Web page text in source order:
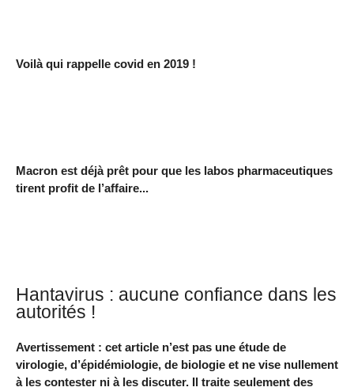
Voilà qui rappelle covid en 2019 !
Macron est déjà prêt pour que les labos pharmaceutiques
tirent profit de l’affaire...
Hantavirus : aucune confiance dans les
autorités !
Avertissement : cet article n’est pas une étude de
virologie, d’épidémiologie, de biologie et ne vise nullement
à les contester ni à les discuter. Il traite seulement des